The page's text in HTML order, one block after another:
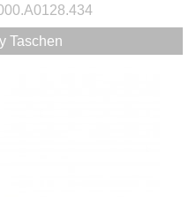
Taschen